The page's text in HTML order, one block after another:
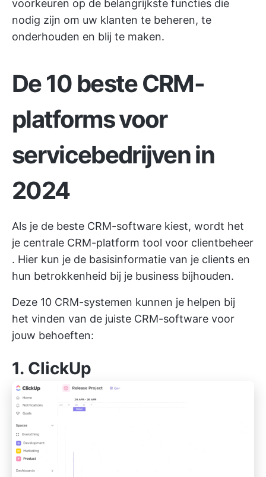
voorkeuren op de belangrijkste functies die
nodig zijn om uw klanten te beheren, te
onderhouden en blij te maken.
De 10 beste CRM-
platforms voor
servicebedrijven in
2024
Als je de beste CRM-software kiest, wordt het
je centrale CRM-platform tool voor clientbeheer
. Hier kun je de basisinformatie van je clients en
hun betrokkenheid bij je business bijhouden.
Deze 10 CRM-systemen kunnen je helpen bij
het vinden van de juiste CRM-software voor
jouw behoeften:
1. ClickUp